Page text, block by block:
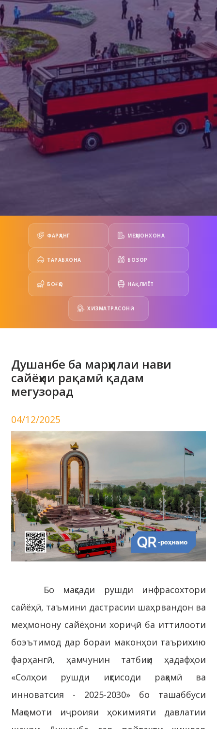
ФАРҲАНГ МЕҲМОНХОНА
ТАРАБХОНА БОЗОР
БОҒҲО НАҚЛИЁТ
ХИЗМАТРАСОНӢ
Душанбе ба марҳилаи нави
сайёҳии рақамӣ қадам
мегузорад
04/12/2025
Бо мақсади рушди инфрасохтори
сайёҳӣ, таъмини дастрасии шаҳрвандон ва
меҳмонону сайёҳони хориҷӣ ба иттилооти
боэътимод дар бораи маконҳои таърихию
фарҳангӣ, ҳамчунин татбиқи ҳадафҳои
«Солҳои рушди иқтисоди рақамӣ ва
инноватсия - 2025-2030» бо ташаббуси
Мақомоти иҷроияи ҳокимияти давлатии